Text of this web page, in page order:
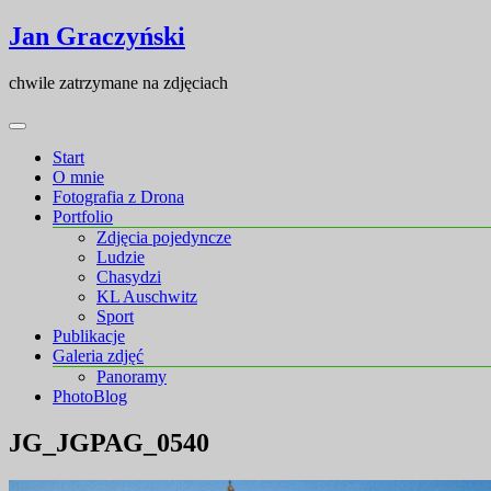
Skip
to
Skip
to
Jan Graczyński
chwile zatrzymane na zdjęciach
Start
O mnie
Fotografia z Drona
Portfolio
Zdjęcia pojedyncze
Ludzie
Chasydzi
KL Auschwitz
Sport
Publikacje
Galeria zdjęć
Panoramy
PhotoBlog
JG_JGPAG_0540